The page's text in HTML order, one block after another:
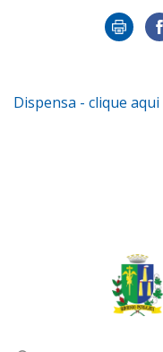
Dispensa - clique aqui